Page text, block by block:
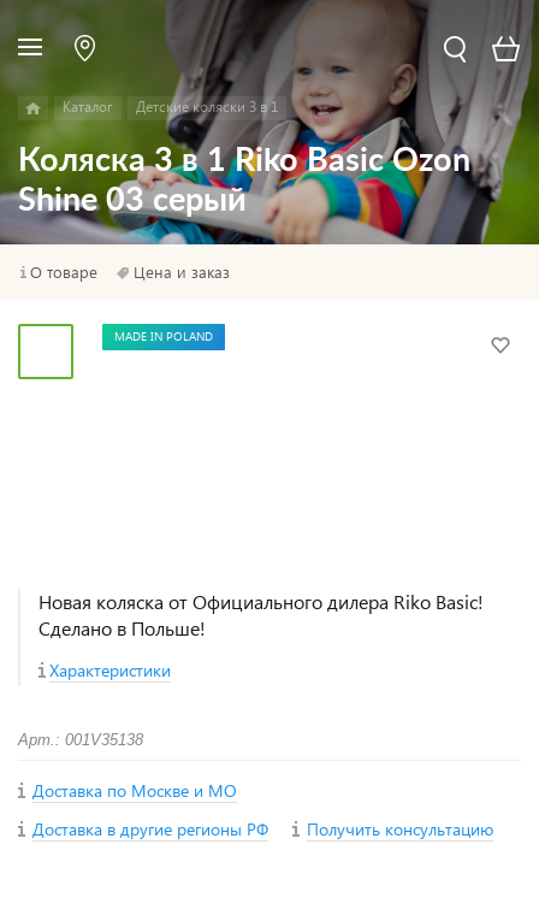
Каталог Детские коляски 3 в 1
Коляска 3 в 1 Riko Basic Ozon
Shine 03 серый
О товаре Цена и заказ
MADE IN POLAND
Новая коляска от Официального дилера Riko Basic!
Сделано в Польше!
Характеристики
Арт.: 001V35138
Доставка по Москве и МО
Доставка в другие регионы РФ
Получить консультацию